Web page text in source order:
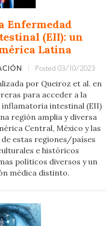
Enfermedad
(EII): un
Latina
Posted 03/10/2023
por Queiroz et al. en
para acceder a la
intestinal (EII)
región amplia y diversa
Central, México y las
de estas regiones/países
e históricos
políticos diversos y un
médica distinto.